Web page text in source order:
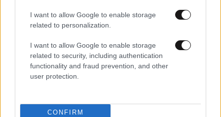
I want to allow Google to enable storage
related to personalization.
I want to allow Google to enable storage
related to security, including authentication
functionality and fraud prevention, and other
user protection.
CONFIRM
Στήθους: Πώς συνδυάζονται